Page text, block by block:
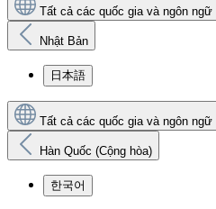
Tất cả các quốc gia và ngôn ngữ
Nhật Bản
日本語
Tất cả các quốc gia và ngôn ngữ
Hàn Quốc (Cộng hòa)
한국어